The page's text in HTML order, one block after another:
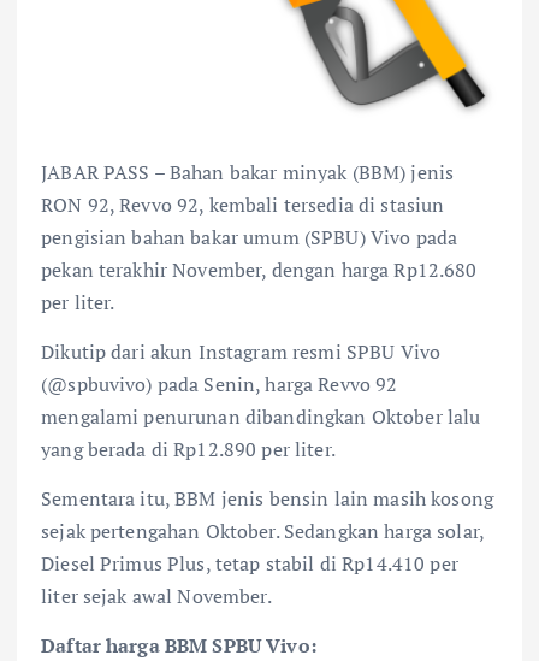
JABAR PASS – Bahan bakar minyak (BBM) jenis
RON 92, Revvo 92, kembali tersedia di stasiun
pengisian bahan bakar umum (SPBU) Vivo pada
pekan terakhir November, dengan harga Rp12.680
per liter.
Dikutip dari akun Instagram resmi SPBU Vivo
(@spbuvivo) pada Senin, harga Revvo 92
mengalami penurunan dibandingkan Oktober lalu
yang berada di Rp12.890 per liter.
Sementara itu, BBM jenis bensin lain masih kosong
sejak pertengahan Oktober. Sedangkan harga solar,
Diesel Primus Plus, tetap stabil di Rp14.410 per
liter sejak awal November.
Daftar harga BBM SPBU Vivo: